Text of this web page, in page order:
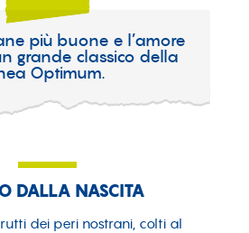
più buone e l’amore
grande classico della
Optimum.
DALLA NASCITA
dei peri nostrani, colti al